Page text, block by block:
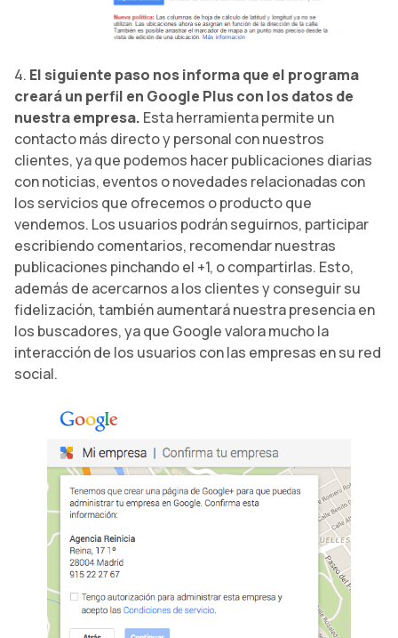
4. El siguiente paso nos informa que el programa
creará un perfil en Google Plus con los datos de
nuestra empresa. Esta herramienta permite un
contacto más directo y personal con nuestros
clientes, ya que podemos hacer publicaciones diarias
con noticias, eventos o novedades relacionadas con
los servicios que ofrecemos o producto que
vendemos. Los usuarios podrán seguirnos, participar
escribiendo comentarios, recomendar nuestras
publicaciones pinchando el +1, o compartirlas. Esto,
además de acercarnos a los clientes y conseguir su
fidelización, también aumentará nuestra presencia en
los buscadores, ya que Google valora mucho la
interacción de los usuarios con las empresas en su red
social.